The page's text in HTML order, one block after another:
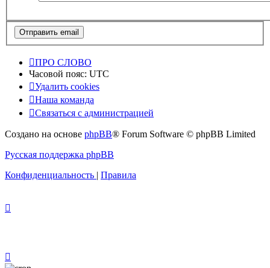
ПРО СЛОВО
Часовой пояс: UTC
Удалить cookies
Наша команда
Связаться с администрацией
Создано на основе phpBB® Forum Software © phpBB Limited
Русская поддержка phpBB
Конфиденциальность | Правила